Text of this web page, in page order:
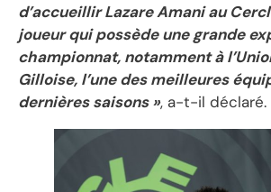
d’accueillir Lazare Amani au
joueur qui possède une grande
championnat, notamment à
Gilloise, l’une des meilleures
dernières saisons », a-t-il déclaré.